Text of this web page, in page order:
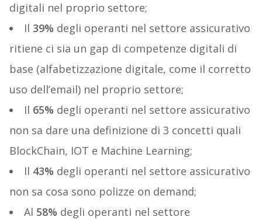
digitali nel proprio settore;
Il 39% degli operanti nel settore assicurativo
ritiene ci sia un gap di competenze digitali di
base (alfabetizzazione digitale, come il corretto
uso dell’email) nel proprio settore;
Il 65% degli operanti nel settore assicurativo
non sa dare una definizione di 3 concetti quali
BlockChain, IOT e Machine Learning;
Il 43% degli operanti nel settore assicurativo
non sa cosa sono polizze on demand;
Al 58% degli operanti nel settore